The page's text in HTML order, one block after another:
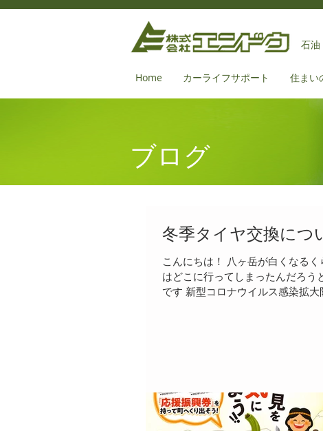
石油
Home カーライフサポート 住まい
ブログ
冬季タイヤ交換につ
こんにちは！ 八ヶ岳が白くなる
はどこに行ってしまったんだろう
です 新型コロナウイルス感染拡